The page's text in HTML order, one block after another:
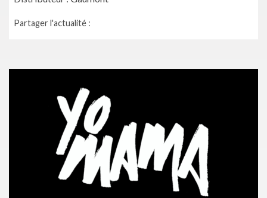
Partager l'actualité :